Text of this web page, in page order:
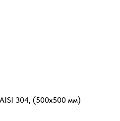
304, (500x500 мм)